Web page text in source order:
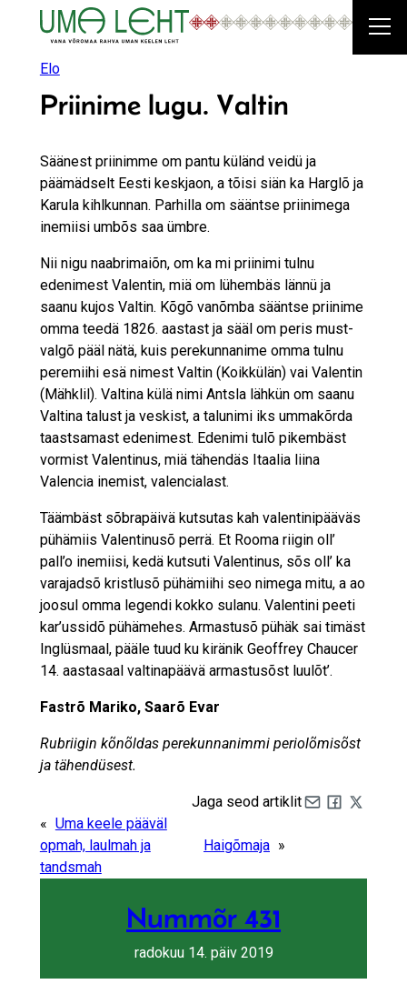
juurdeElo
Priinime lugu. Valtin
Säänest priinimme om pantu küländ veidü ja
päämädselt Eesti keskjaon, a tõisi siän ka Harglõ ja
Karula kihlkunnan. Parhilla om sääntse priinimega
inemiisi umbõs saa ümbre.
Nii nigu naabrimaiõn, om ka mi priinimi tulnu
edenimest Valentin, miä om lühembäs lännü ja
saanu kujos Valtin. Kõgõ vanõmba sääntse priinime
omma teedä 1826. aastast ja sääl om peris must-
valgõ pääl nätä, kuis perekunnanime omma tulnu
peremiihi esä nimest Valtin (Koikkülän) vai Valentin
(Mähklil). Valtina külä nimi Antsla lähkün om saanu
Valtina talust ja veskist, a talunimi iks ummakõrda
taastsamast edenimest. Edenimi tulõ pikembäst
vormist Valentinus, miä tähendäs Itaalia liina
Valencia inemist, valencialast.
Täämbäst sõbrapäivä kutsutas kah valentinipääväs
pühämiis Valentinusõ perrä. Et Rooma riigin oll’
pall’o inemiisi, kedä kutsuti Valentinus, sõs oll’ ka
varajadsõ kristlusõ pühämiihi seo nimega mitu, a ao
joosul omma legendi kokko sulanu. Valentini peeti
kar’ussidõ pühämehes. Armastusõ pühäk sai timäst
Inglüsmaal, pääle tuud ku kiränik Geoffrey Chaucer
14. aastasaal valtinapäävä armastusõst luulõt’.
Fastrõ Mariko, Saarõ Evar
Rubriigin kõnõldas perekunnanimmi periolõmisõst
ja tähendüsest.
Jaga seod artiklit
« Uma keele pääväl
opmah, laulmah ja
tandsmah
Haigõmaja »
Nummõr 431
radokuu 14. päiv 2019